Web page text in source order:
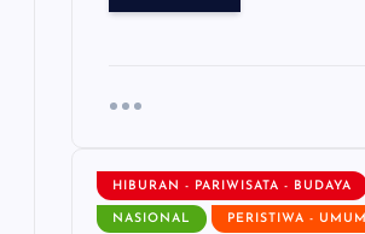
HIBURAN - PARIWISATA - BUDAYA
NASIONAL PERISTIWA - UMUM